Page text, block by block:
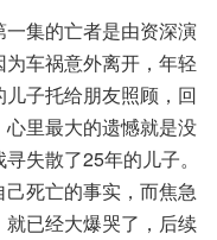
集的亡者是由资深演
车祸意外离开，年轻
子托给朋友照顾，回
里最大的遗憾就是没
失散了25年的儿子。
死亡的事实，而焦急
已经大爆哭了，后续